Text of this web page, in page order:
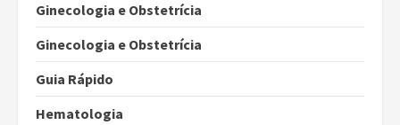
Ginecologia e Obstetrícia
Ginecologia e Obstetrícia
Guia Rápido
Hematologia